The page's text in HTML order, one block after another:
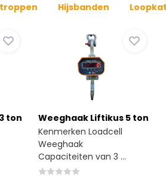
Hijsbanden
ton
Weeghaak Liftikus 5 ton
Kenmerken Loadcell
Weeghaak
Capaciteiten van 3 ...